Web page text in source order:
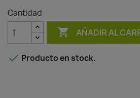
Cantidad
 AÑADIR AL
 Producto en stock.